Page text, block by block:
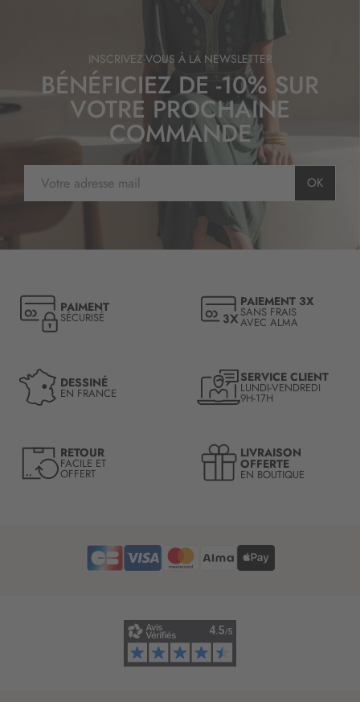
INSCRIVEZ-VOUS À LA NEWSLETTER
BÉNÉFICIEZ DE -10% SUR
VOTRE PROCHAINE
COMMANDE
s
t
i
o
n
o
e
e
OK
PAIMENT
SÉCURISÉ
PAIEMENT 3X
SANS FRAIS
AVEC ALMA
DESSINÉ
EN FRANCE
SERVICE CLIENT
LUNDI-VENDREDI
9H-17H
RETOUR
FACILE ET
OFFERT
LIVRAISON
OFFERTE
EN BOUTIQUE